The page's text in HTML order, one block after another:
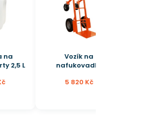
Vozík na
nafukovadla
5 820 Kč